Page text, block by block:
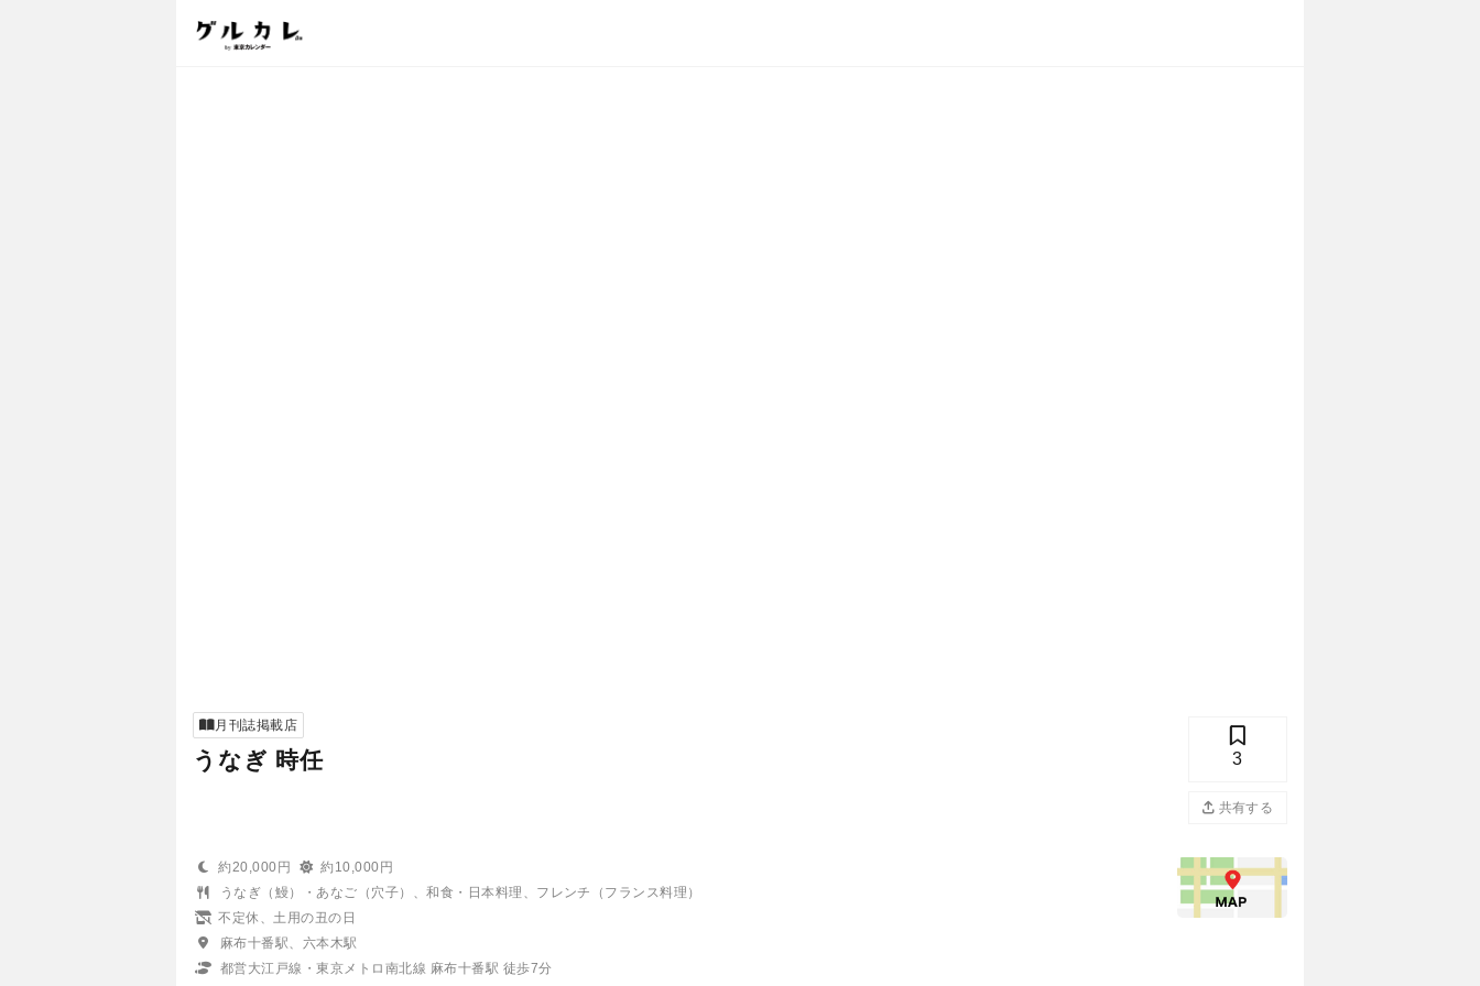
月刊誌掲載店
うなぎ 時任 3
共有する
約20,000円
約10,000円
うなぎ（鰻）・あなご（穴子）、和食・日本料理、フレンチ（フランス料理）
不定休、土用の丑の日
麻布十番駅、六本木駅
都営大江戸線・東京メトロ南北線 麻布十番駅 徒歩7分